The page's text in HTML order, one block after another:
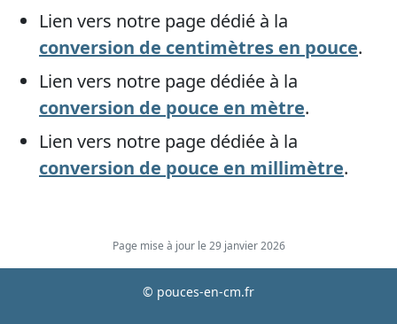
Lien vers notre page dédié à la
conversion de centimètres en pouce.
Lien vers notre page dédiée à la
conversion de pouce en mètre.
Lien vers notre page dédiée à la
conversion de pouce en millimètre.
Page mise à jour le 29 janvier 2026
© pouces-en-cm.fr